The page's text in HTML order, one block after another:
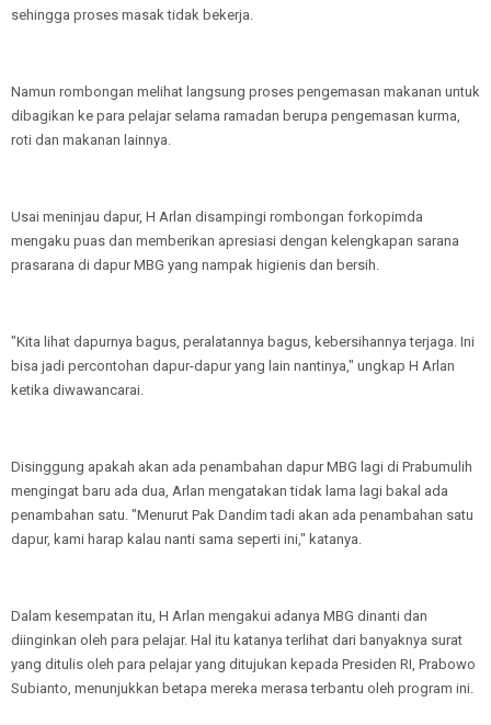
sehingga proses masak tidak bekerja.
Namun rombongan melihat langsung proses pengemasan makanan untuk
dibagikan ke para pelajar selama ramadan berupa pengemasan kurma,
roti dan makanan lainnya.
Usai meninjau dapur, H Arlan disampingi rombongan forkopimda
mengaku puas dan memberikan apresiasi dengan kelengkapan sarana
prasarana di dapur MBG yang nampak higienis dan bersih.
"Kita lihat dapurnya bagus, peralatannya bagus, kebersihannya terjaga. Ini
bisa jadi percontohan dapur-dapur yang lain nantinya," ungkap H Arlan
ketika diwawancarai.
Disinggung apakah akan ada penambahan dapur MBG lagi di Prabumulih
mengingat baru ada dua, Arlan mengatakan tidak lama lagi bakal ada
penambahan satu. "Menurut Pak Dandim tadi akan ada penambahan satu
dapur, kami harap kalau nanti sama seperti ini," katanya.
Dalam kesempatan itu, H Arlan mengakui adanya MBG dinanti dan
diinginkan oleh para pelajar. Hal itu katanya terlihat dari banyaknya surat
yang ditulis oleh para pelajar yang ditujukan kepada Presiden RI, Prabowo
Subianto, menunjukkan betapa mereka merasa terbantu oleh program ini.